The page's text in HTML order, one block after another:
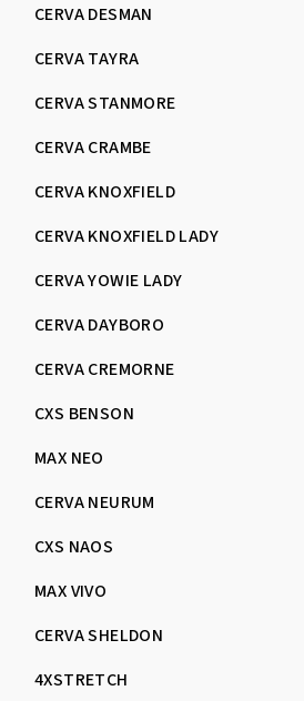
CERVA DESMAN
CERVA TAYRA
CERVA STANMORE
CERVA CRAMBE
CERVA KNOXFIELD
CERVA KNOXFIELD LADY
CERVA YOWIE LADY
CERVA DAYBORO
CERVA CREMORNE
CXS BENSON
MAX NEO
CERVA NEURUM
CXS NAOS
MAX VIVO
CERVA SHELDON
4XSTRETCH